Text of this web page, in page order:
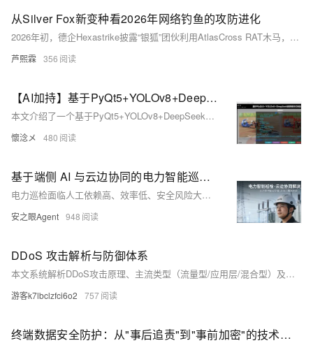
从Silver Fox新变种看2026年网络钓鱼的攻防进化
2026年初，德企Hexastrike披露“银狐”团伙利用AtlasCross RAT木马，通过伪造Zoom、Signal等知名软件域名实施精准钓鱼。攻击融合拼错域名、盗用代码签名证书、无文件内存注入及针对性反杀软技术，严重威胁亚洲商务与财务人员安全。
芦熙霖 356
【AI加持】基于PyQt5+YOLOv8+DeepSeek的摔倒行为检测系统（详细介绍）
本文介绍了一个基于PyQt5+YOLOv8+DeepSeek的摔倒行为检测系统。该系统整合了计算机视觉与自然语言处理技术，支持对图片、视频、摄像头等多种数据源的实时检测，并具备智能评估功能。系统采用PyQt5开发GUI界面，YOLOv8进行目标检测，DeepSeek提供语义分析，同时使用CSV存储数据和多线程优化性能。功能包括登录注册、实时检测、历史记录查询等，适用于养老院、医院等场景，具有重要的社会应用价值和技术创新意义。
懷淰メ 480
基于端侧 AI 与云边协同的电力智能巡检解决方案实践
电力巡检面临人工依赖高、效率低、安全风险大、数据难闭环等痛点。本方案基于云-边-端协同架构，融合端侧轻量化AI、多模态感知与弱网适配技术，打造工业级AR智能安全帽，实现变电站、输电线路等场景的智能识别、实时预警、全程追溯与安全管控，助力电网数字化升级。
安之眼Agent 948
DDoS 攻击解析与防御体系
本文系统解析DDoS攻击原理、主流类型（流量型/应用层/混合型）及全链路防护体系，涵盖架构加固、智能清洗、WAF防护、应急响应与云原生防御趋势，助力构建稳定、安全、弹性的数字服务屏障。（239字）
游客k7lbclzfci6o2 757
终端数据安全防护：从"事后追责"到"事前加密"的技术演进